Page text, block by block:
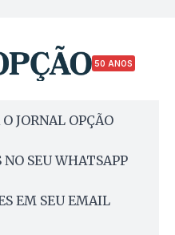
50 ANOS
JORNAL OPÇÃO
SEU WHATSAPP
EM SEU EMAIL